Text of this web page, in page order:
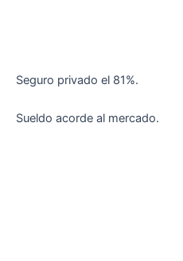
Seguro privado el 81%.
Sueldo acorde al mercado.